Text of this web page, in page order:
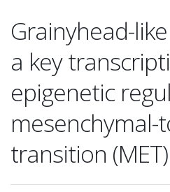
Grainyhead-
a key
epigenetic
mesenchymal-
transition (MET)